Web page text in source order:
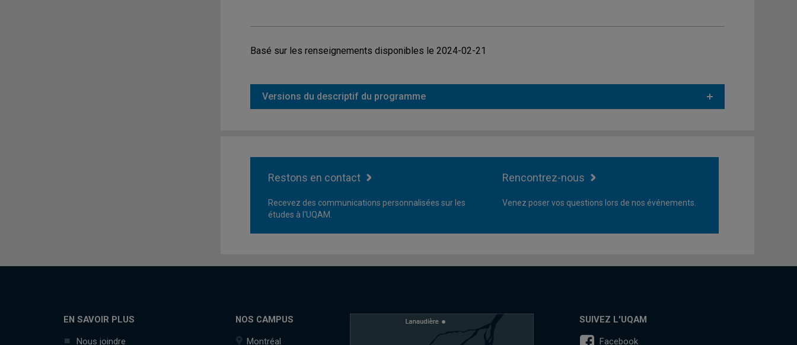
Basé sur les renseignements disponibles le 2024-02-21
Versions du descriptif du programme
Restons en contact
Recevez des communications personnalisées sur les
études à l'UQAM.
Rencontrez-nous
Venez poser vos questions lors de nos événements.
EN SAVOIR PLUS
Nous joindre
NOS CAMPUS
Montréal
SUIVEZ L'UQAM
Facebook